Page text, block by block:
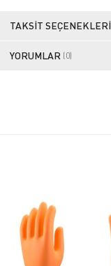
TAKSIT SEÇENEKLERI
YORUMLAR (0)